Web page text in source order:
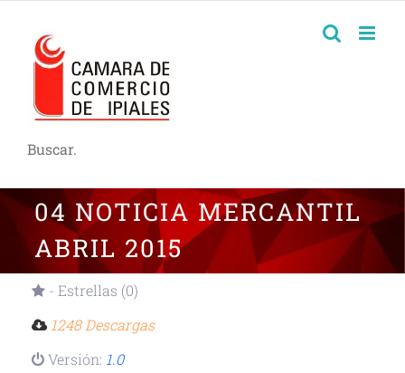
Buscar.
04 NOTICIA MERCANTIL
ABRIL 2015
- Estrellas (0)
1248 Descargas
Versión: 1.0